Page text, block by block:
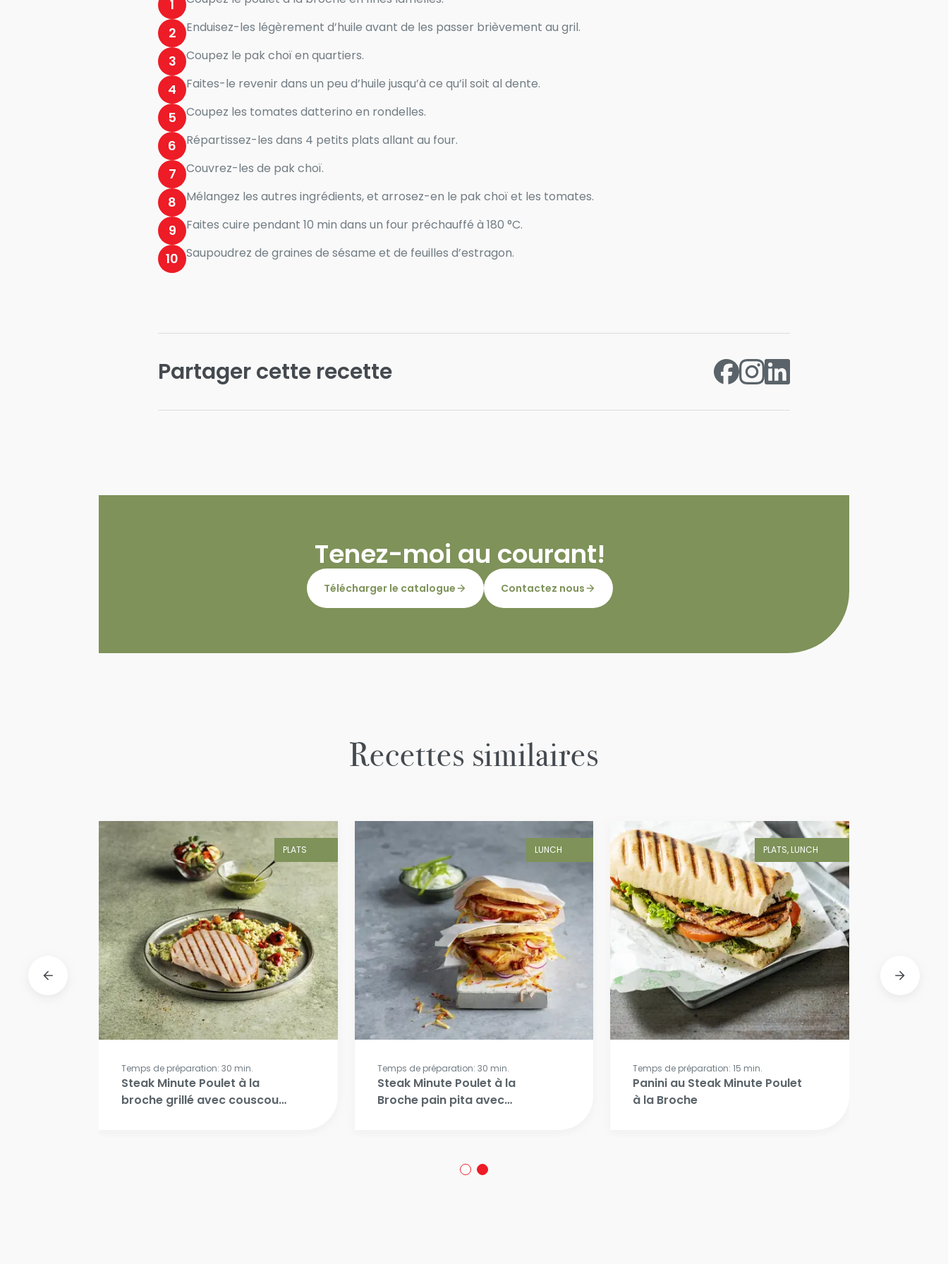
1
2 Enduisez-les légèrement d’huile avant de les passer brièvement au gril.
3 Coupez le pak choï en quartiers.
4 Faites-le revenir dans un peu d’huile jusqu’à ce qu’il soit al dente.
5 Coupez les tomates datterino en rondelles.
6 Répartissez-les dans 4 petits plats allant au four.
7 Couvrez-les de pak choï.
8 Mélangez les autres ingrédients, et arrosez-en le pak choï et les tomates.
9 Faites cuire pendant 10 min dans un four préchauffé à 180 °C.
10 Saupoudrez de graines de sésame et de feuilles d’estragon.
Partager cette recette
Tenez-moi au courant!
Télécharger le catalogue Contactez nous
Recettes similaires
PLATS
Temps de préparation: 30 min.
Steak Minute Poulet à la
broche grillé avec couscous
LUNCH
Temps de préparation: 30 min.
Steak Minute Poulet à la
Broche pain pita avec
PLATS, LUNCH
Temps de préparation: 15 min.
Panini au Steak Minute Poulet
à la Broche